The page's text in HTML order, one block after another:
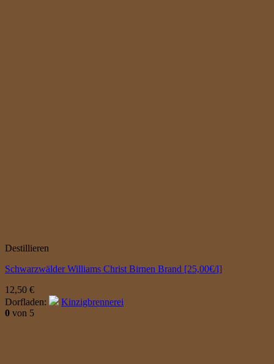
Destillieren
Schwarzwälder Williams Christ Birnen Brand [25,00€/l]
12,50 €
Dorfladen:
Kinzigbrennerei
0 von 5